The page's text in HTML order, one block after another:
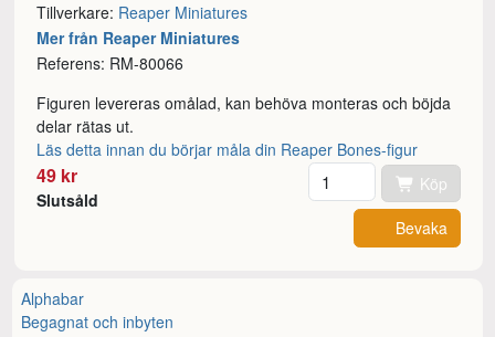
Tillverkare: Reaper Miniatures
Mer från Reaper Miniatures
Referens: RM-80066
Figuren levereras omålad, kan behöva monteras och böjda
delar rätas ut.
Läs detta innan du börjar måla din Reaper Bones-figur
49 kr
Slutsåld
Antal Köp
Bevaka
Alphabar
Begagnat och inbyten